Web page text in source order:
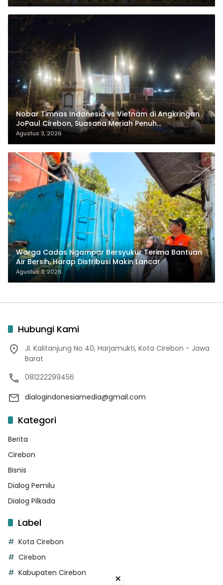
Nobar Timnas Indonesia vs Vietnam di Angkringan
JoPaul Cirebon, Suasana Meriah Penuh
Nasionalisme
Agustus 3, 2026
Warga Cadas Ngampar Bersyukur Terima Bantuan
Air Bersih, Harap Distribusi Makin Lancar
Agustus 3, 2026
Hubungi Kami
Jl. Kalitanjung No 40, Harjamukti, Kota Cirebon - Jawa
Barat
081222299456
dialogindonesiamedia@gmail.com
Kategori
Berita
Cirebon
Bisnis
Dialog Pemilu
Dialog Pilkada
Label
Kota Cirebon
Cirebon
Kabupaten Cirebon
×